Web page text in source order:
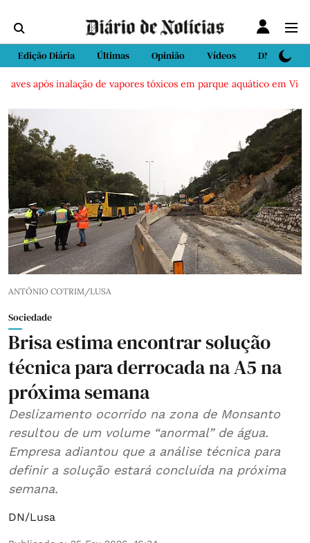
Edição Diária Últimas Opinião Vídeos DN Sport
após inalação de vapores tóxicos em parque aquático em Vieira
ANTÓNIO COTRIM/LUSA
Sociedade
Brisa estima encontrar solução
técnica para derrocada na A5 na
próxima semana
Deslizamento ocorrido na zona de Monsanto
resultou de um volume “anormal” de água.
Empresa adiantou que a análise técnica para
definir a solução estará concluída na próxima
semana.
DN/Lusa